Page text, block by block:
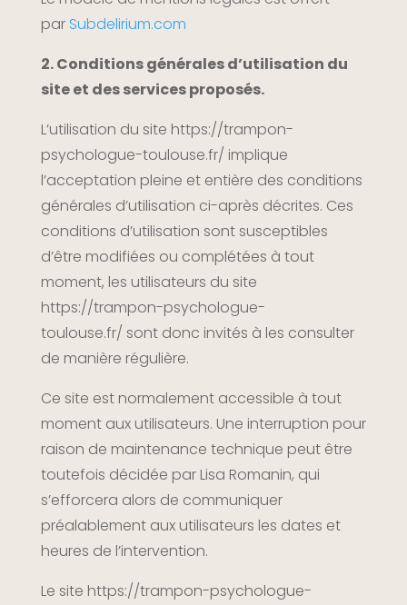
par Subdelirium.com
2. Conditions générales d’utilisation du
site et des services proposés.
L’utilisation du site https://trampon-
psychologue-toulouse.fr/ implique
l’acceptation pleine et entière des conditions
générales d’utilisation ci-après décrites. Ces
conditions d’utilisation sont susceptibles
d’être modifiées ou complétées à tout
moment, les utilisateurs du site
https://trampon-psychologue-
toulouse.fr/ sont donc invités à les consulter
de manière régulière.
Ce site est normalement accessible à tout
moment aux utilisateurs. Une interruption pour
raison de maintenance technique peut être
toutefois décidée par Lisa Romanin, qui
s’efforcera alors de communiquer
préalablement aux utilisateurs les dates et
heures de l’intervention.
Le site https://trampon-psychologue-